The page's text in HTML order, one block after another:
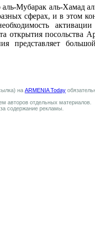
Мубарак аль-Хамад
сферах, и в этом
активации
открытия посольства
представляет
на ARMENIA Today
авторов отдельных материалов.
содержание рекламы.